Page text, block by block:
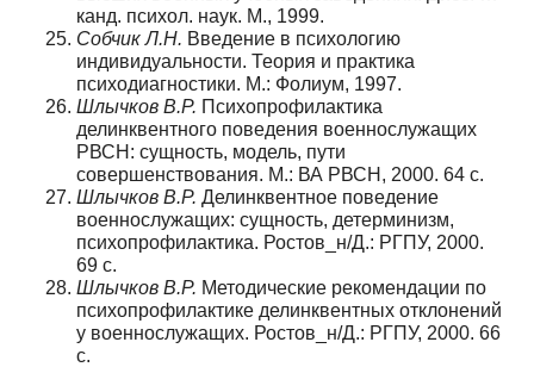
канд. психол. наук. М., 1999.
Собчик Л.Н. Введение в психологию
индивидуальности. Теория и практика
психодиагностики. М.: Фолиум, 1997.
Шлычков В.Р. Психопрофилактика
делинквентного поведения военнослужащих
РВСН: сущность, модель, пути
совершенствования. М.: ВА РВСН, 2000. 64 с.
Шлычков В.Р. Делинквентное поведение
военнослужащих: сущность, детерминизм,
психопрофилактика. Ростов_н/Д.: РГПУ, 2000.
69 с.
Шлычков В.Р. Методические рекомендации по
психопрофилактике делинквентных отклонений
у военнослужащих. Ростoв_н/Д.: РГПУ, 2000. 66
с.